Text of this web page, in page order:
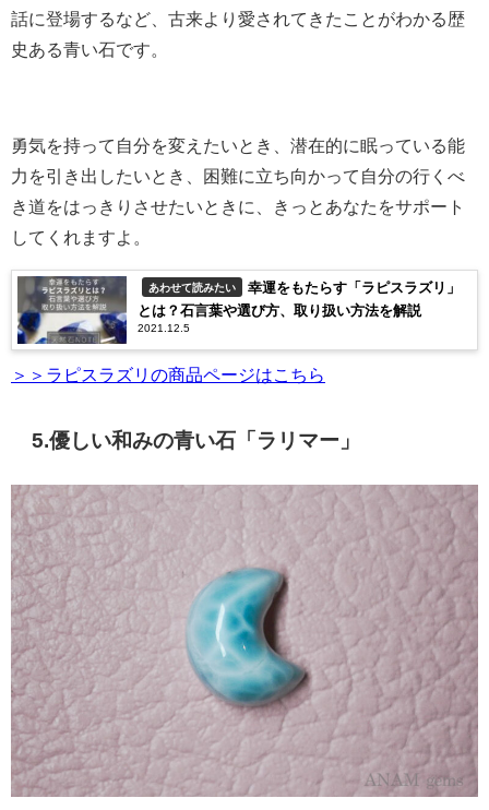
話に登場するなど、古来より愛されてきたことがわかる歴
史ある青い石です。
勇気を持って自分を変えたいとき、潜在的に眠っている能
力を引き出したいとき、困難に立ち向かって自分の行くべ
き道をはっきりさせたいときに、きっとあなたをサポート
してくれますよ。
あわせて読みたい
幸運をもたらす「ラピスラズリ」
とは？石言葉や選び方、取り扱い方法を解説
2021.12.5
＞＞ラピスラズリの商品ページはこちら
5.優しい和みの青い石「ラリマー」